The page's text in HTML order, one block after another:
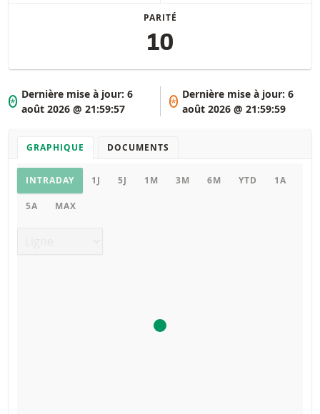
PARITÉ
10
*
Dernière mise à jour:6
août 2026 @ 21:59:57
*
Dernière mise à jour: 6
août 2026 @ 21:59:59
GRAPHIQUE DOCUMENTS
Graphique
INTRADAY 1J 5J 1M 3M 6M YTD 1A
5A MAX